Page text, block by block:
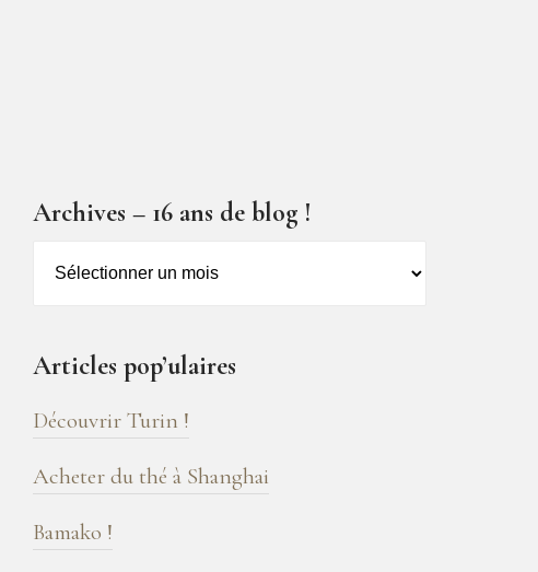
Archives – 16 ans de blog !
de
blog
!
Articles pop’ulaires
Découvrir Turin !
Acheter du thé à Shanghai
Bamako !